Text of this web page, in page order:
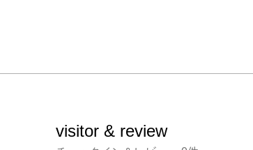
visitor & review